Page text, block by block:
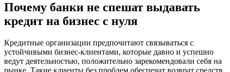
Почему банки не спешат выдавать
кредит на бизнес с нуля
Кредитные организации предпочитают связываться с
устойчивыми бизнес-клиентами, которые давно и успешно
ведут деятельностью, положительно зарекомендовали себя на
рынке. Такие клиенты без проблем обеспечат возврат средств,